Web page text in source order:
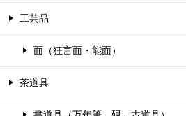
工芸品
面（狂言面・能面）
茶道具